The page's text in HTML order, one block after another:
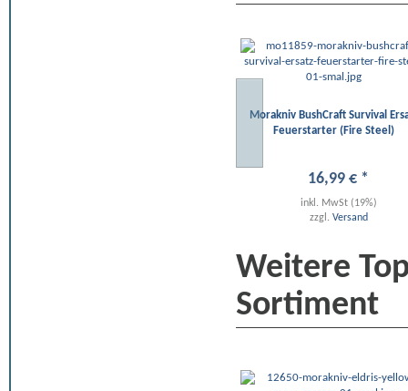
Morakniv BushCraft Survival
Feuerstarter (Fire Steel)
16,99 € *
inkl. MwSt (19%)
zzgl. Versand
Weitere
Sortiment